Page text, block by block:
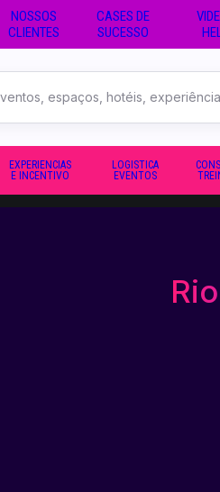
NOSSOS
CLIENTES
CASES DE
SUCESSO
EXPERIENCIAS
E INCENTIVO
LOGISTICA
EVENTOS